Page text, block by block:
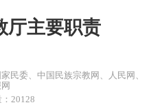
厅主要职责
民委、中国民族宗教网、人民网、
20128